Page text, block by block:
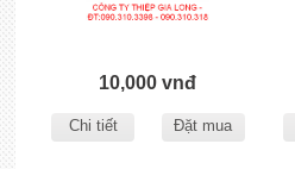
10,000 vnđ
Chi tiết Đặt mua